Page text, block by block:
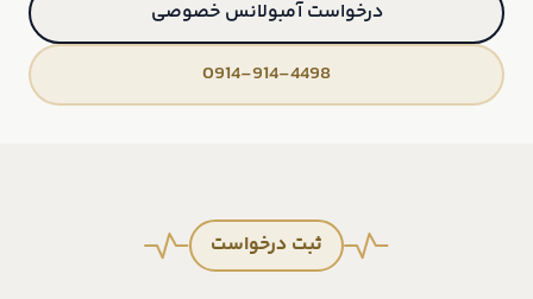
درخواست آمبولانس خصوصی
0914-914-4498
ثبت درخواست